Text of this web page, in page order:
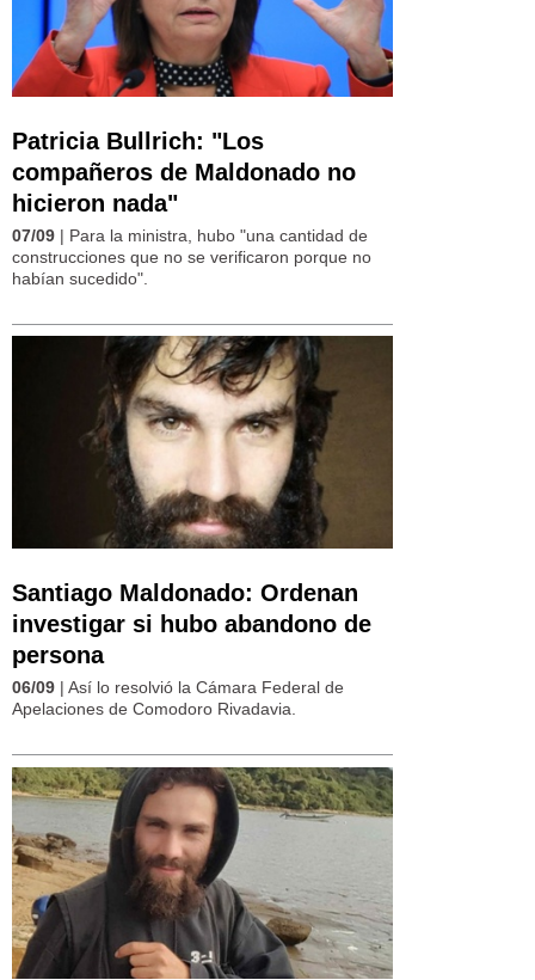
Patricia Bullrich: "Los
compañeros de Maldonado no
hicieron nada"
07/09 | Para la ministra, hubo "una cantidad de
construcciones que no se verificaron porque no
habían sucedido".
Santiago Maldonado: Ordenan
investigar si hubo abandono de
persona
06/09 | Así lo resolvió la Cámara Federal de
Apelaciones de Comodoro Rivadavia.